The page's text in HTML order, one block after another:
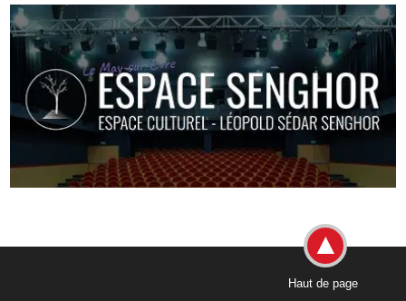
Haut de page